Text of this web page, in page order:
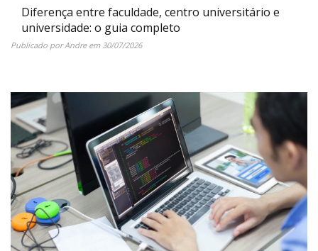
Diferença entre faculdade, centro universitário e
universidade: o guia completo
Publicado porAndreem 30/07/2026